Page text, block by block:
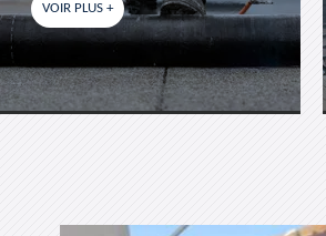
VOIR PLUS +